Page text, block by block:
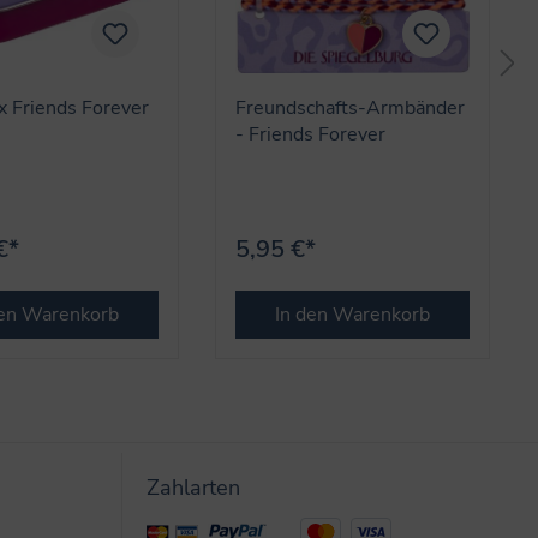
Friends Forever
Warenkorb
Freundschafts-Armbänder
- Friends Forever
5,95 €*
In den Warenkorb
Zahlarten